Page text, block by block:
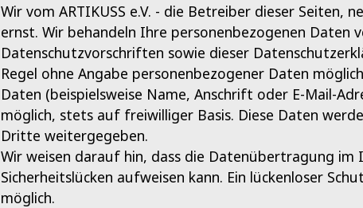
Wir vom ARTIKUSS e.V. - die Betreiber dieser Seiten,
ernst. Wir behandeln Ihre personenbezogenen Daten
Datenschutzvorschriften sowie dieser
Regel ohne Angabe personenbezogener Daten
Daten (beispielsweise Name, Anschrift oder E-Mail-
möglich, stets auf freiwilliger Basis. Diese Daten
Dritte weitergegeben.
Wir weisen darauf hin, dass die Datenübertragung
Sicherheitslücken aufweisen kann. Ein lückenloser
möglich.